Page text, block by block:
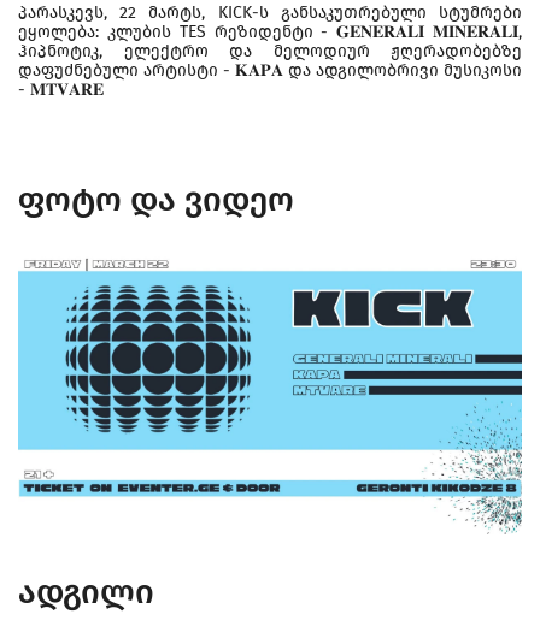
პარასკევს, 22 მარტს, KICK-ს განსაკუთრებული სტუმრები
ეყოლება: კლუბის TES რეზიდენტი - 𝐆𝐄𝐍𝐄𝐑𝐀𝐋𝐈 𝐌𝐈𝐍𝐄𝐑𝐀𝐋𝐈,
ჰიპნოტიკ, ელექტრო და მელოდიურ ჟღერადობებზე
დაფუძნებული არტისტი - 𝐊𝐀𝐏𝐀 და ადგილობრივი მუსიკოსი
- 𝐌𝐓𝐕𝐀𝐑𝐄
ფოტო და ვიდეო
ადგილი